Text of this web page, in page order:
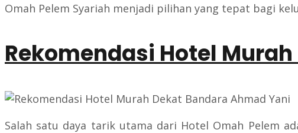
Omah Pelem Syariah menjadi pilihan yang tepat bagi
Rekomendasi Hotel
Salah satu daya tarik utama dari Hotel Omah Pelem